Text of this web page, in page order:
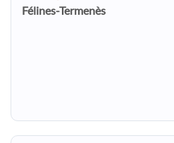
Félines-Termenès